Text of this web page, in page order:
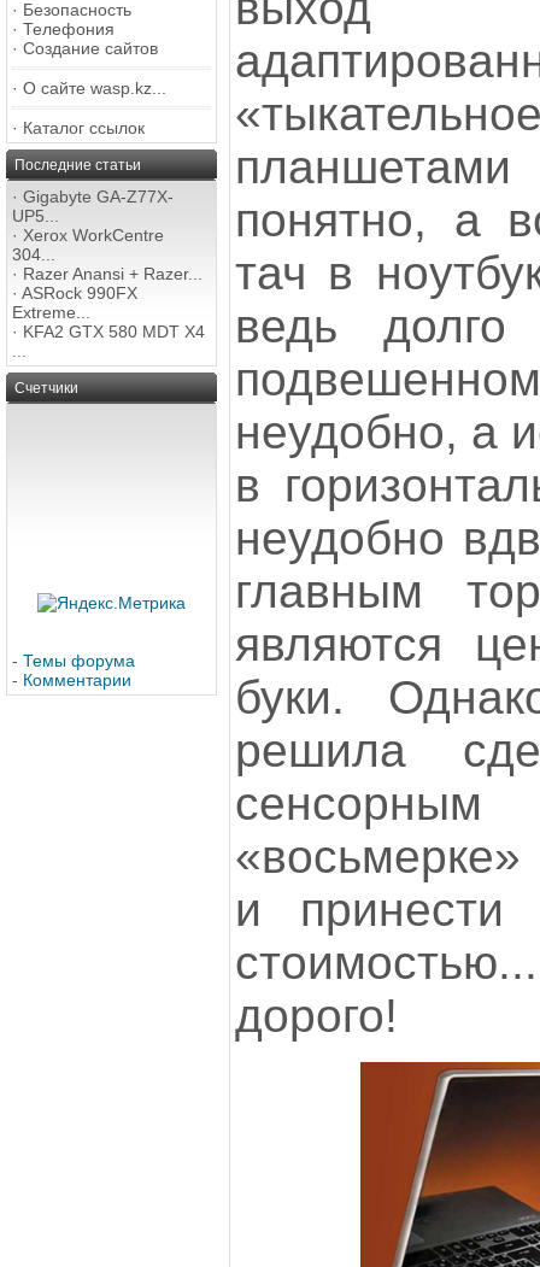
· Безопасность
· Телефония
· Создание сайтов
· О сайте wasp.kz...
· Каталог ссылок
Последние статьи
· Gigabyte GA-Z77X-
UP5...
· Xerox WorkCentre
304...
· Razer Anansi + Razer...
· ASRock 990FX
Extreme...
· KFA2 GTX 580 MDT X4
Счетчики
- Темы форума
- Комментарии
понятно, а
тач в
ведь
неудобно, а
в
неудобно
главным
являются
буки.
решила
сенсорным
и
дорого!